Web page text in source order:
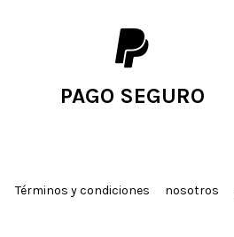
PAGO SEGURO
Términos y condiciones nosotros